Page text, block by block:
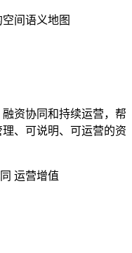
资协同和持续运营，帮
、可说明、可运营的资
运营增值